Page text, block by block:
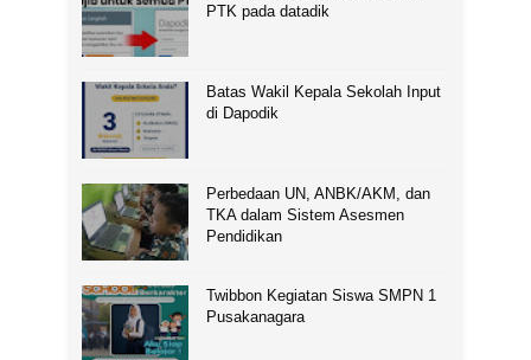
PTK pada datadik
Batas Wakil Kepala Sekolah Input
di Dapodik
Perbedaan UN, ANBK/AKM, dan
TKA dalam Sistem Asesmen
Pendidikan
Twibbon Kegiatan Siswa SMPN 1
Pusakanagara